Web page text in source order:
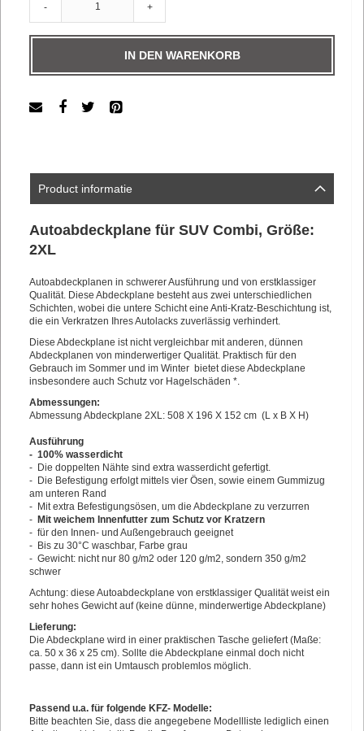
- +
IN DEN WARENKORB
Product informatie
Autoabdeckplane für SUV Combi, Größe:
2XL
Autoabdeckplanen in schwerer Ausführung und von erstklassiger
Qualität. Diese Abdeckplane besteht aus zwei unterschiedlichen
Schichten, wobei die untere Schicht eine Anti-Kratz-Beschichtung ist,
die ein Verkratzen Ihres Autolacks zuverlässig verhindert.
Diese Abdeckplane ist nicht vergleichbar mit anderen, dünnen
Abdeckplanen von minderwertiger Qualität. Praktisch für den
Gebrauch im Sommer und im Winter bietet diese Abdeckplane
insbesondere auch Schutz vor Hagelschäden *.
Abmessungen:
Abmessung Abdeckplane 2XL: 508 X 196 X 152 cm (L x B X H)
Ausführung
- 100% wasserdicht
- Die doppelten Nähte sind extra wasserdicht gefertigt.
- Die Befestigung erfolgt mittels vier Ösen, sowie einem Gummizug
am unteren Rand
- Mit extra Befestigungsösen, um die Abdeckplane zu verzurren
- Mit weichem Innenfutter zum Schutz vor Kratzern
- für den Innen- und Außengebrauch geeignet
- Bis zu 30°C waschbar, Farbe grau
- Gewicht: nicht nur 80 g/m2 oder 120 g/m2, sondern 350 g/m2
schwer
Achtung: diese Autoabdeckplane von erstklassiger Qualität weist ein
sehr hohes Gewicht auf (keine dünne, minderwertige Abdeckplane)
Lieferung:
Die Abdeckplane wird in einer praktischen Tasche geliefert (Maße:
ca. 50 x 36 x 25 cm). Sollte die Abdeckplane einmal doch nicht
passe, dann ist ein Umtausch problemlos möglich.
Passend u.a. für folgende KFZ- Modelle:
Bitte beachten Sie, dass die angegebene Modellliste lediglich einen